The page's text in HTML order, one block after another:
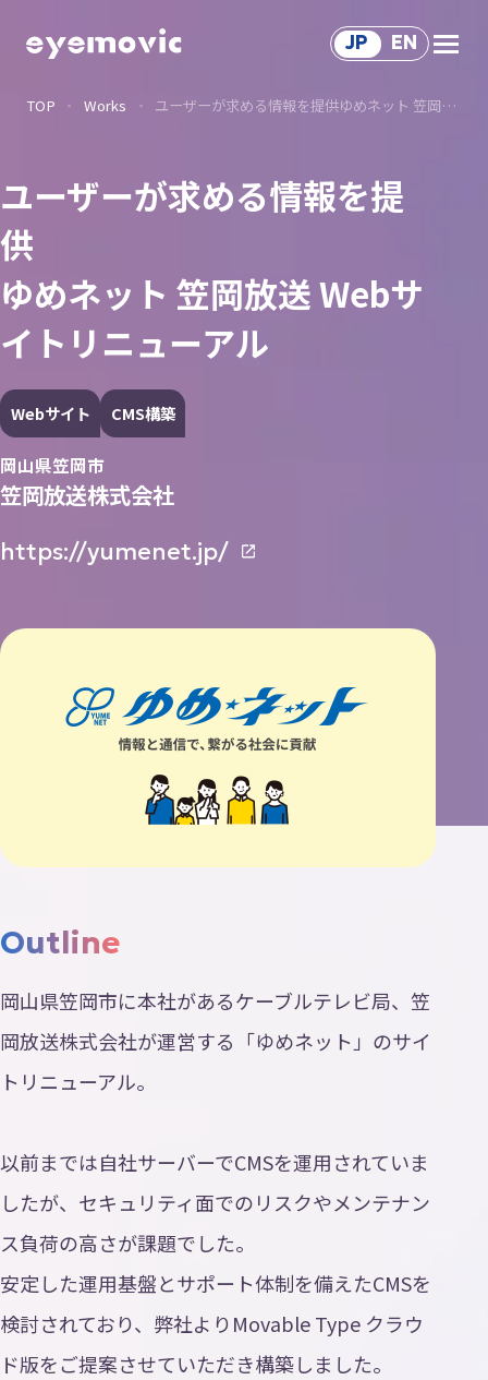
Service
Solution
Works
制 作事例
Voice
る人々
About Us
会社情報
Recruit
採用 情 報
Contact
お問い合わせ
プライバシーポリシー
JP EN
TOP Works ユーザーが求める情報を提供ゆめネット 笠岡放送 Webサイトリニューアル
ユーザーが求める情報を提
供
ゆめネット 笠岡放送 Webサ
イトリニューアル
Webサイト CMS構築
岡山県笠岡市
笠岡放送株式会社
https://yumenet.jp/
Outline
岡山県笠岡市に本社があるケーブルテレビ局、笠
岡放送株式会社が運営する「ゆめネット」のサイ
トリニューアル。
以前までは自社サーバーでCMSを運用されていま
したが、セキュリティ面でのリスクやメンテナン
ス負荷の高さが課題でした。
安定した運用基盤とサポート体制を備えたCMSを
検討されており、弊社よりMovable Type クラウ
ド版をご提案させていただき構築しました。